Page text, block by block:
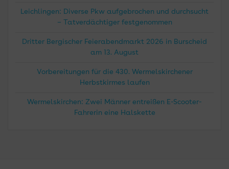
Leichlingen: Diverse Pkw aufgebrochen und durchsucht
– Tatverdächtiger festgenommen
Dritter Bergischer Feierabendmarkt 2026 in Burscheid
am 13. August
Vorbereitungen für die 430. Wermelskirchener
Herbstkirmes laufen
Wermelskirchen: Zwei Männer entreißen E-Scooter-
Fahrerin eine Halskette